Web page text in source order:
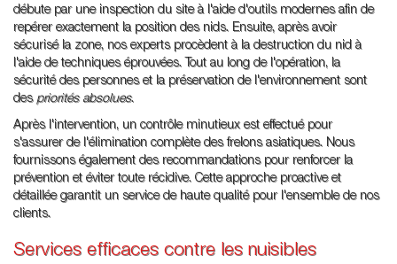
débute par une inspection du site à l'aide d'outils modernes afin de
repérer exactement la position des nids. Ensuite, après avoir
sécurisé la zone, nos experts procèdent à la destruction du nid à
l'aide de techniques éprouvées. Tout au long de l'opération, la
sécurité des personnes et la préservation de l'environnement sont
des priorités absolues.
Après l'intervention, un contrôle minutieux est effectué pour
s'assurer de l'élimination complète des frelons asiatiques. Nous
fournissons également des recommandations pour renforcer la
prévention et éviter toute récidive. Cette approche proactive et
détaillée garantit un service de haute qualité pour l'ensemble de nos
clients.
Services efficaces contre les nuisibles